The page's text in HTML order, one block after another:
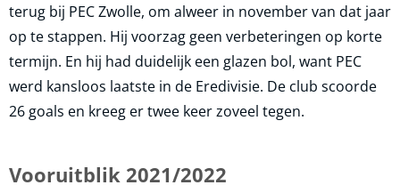
terug bij PEC Zwolle, om alweer in november van dat jaar
op te stappen. Hij voorzag geen verbeteringen op korte
termijn. En hij had duidelijk een glazen bol, want PEC
werd kansloos laatste in de Eredivisie. De club scoorde
26 goals en kreeg er twee keer zoveel tegen.
Vooruitblik 2021/2022